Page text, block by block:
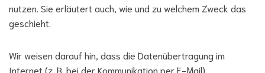
nutzen. Sie erläutert auch, wie und zu welchem Zweck das
geschieht.
Wir weisen darauf hin, dass die Datenübertragung im
Internet (z. B. bei der Kommunikation per E-Mail)